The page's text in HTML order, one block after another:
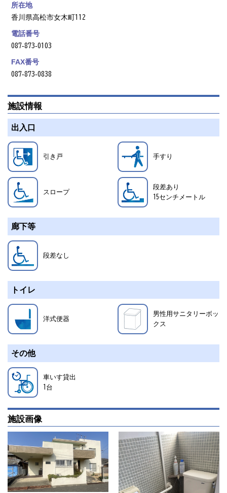
所在地
香川県高松市女木町112
電話番号
087‐873‐0103
FAX番号
087‐873‐0838
施設情報
出入口
引き戸 手すり
スロープ
段差あり
15センチメートル
廊下等
段差なし
トイレ
洋式便器
男性用サニタリーボッ
クス
その他
車いす貸出
1 台
施設画像